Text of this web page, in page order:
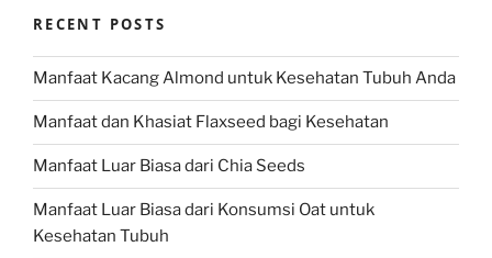
RECENT POSTS
Manfaat Kacang Almond untuk Kesehatan Tubuh Anda
Manfaat dan Khasiat Flaxseed bagi Kesehatan
Manfaat Luar Biasa dari Chia Seeds
Manfaat Luar Biasa dari Konsumsi Oat untuk
Kesehatan Tubuh